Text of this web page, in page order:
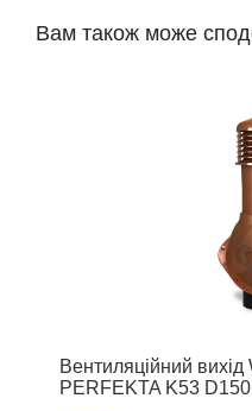
Вам також може
Вентиляційний
PERFEKTA K53 D150